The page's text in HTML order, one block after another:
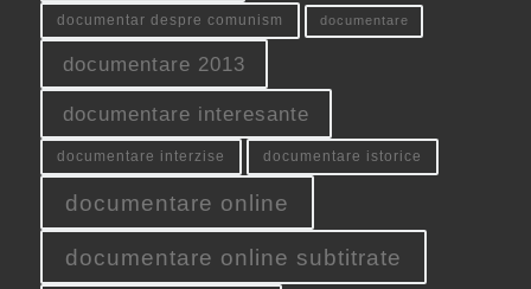
documentar despre comunism documentare
documentare 2013
documentare interesante
documentare interzise documentare istorice
documentare online
documentare online subtitrate